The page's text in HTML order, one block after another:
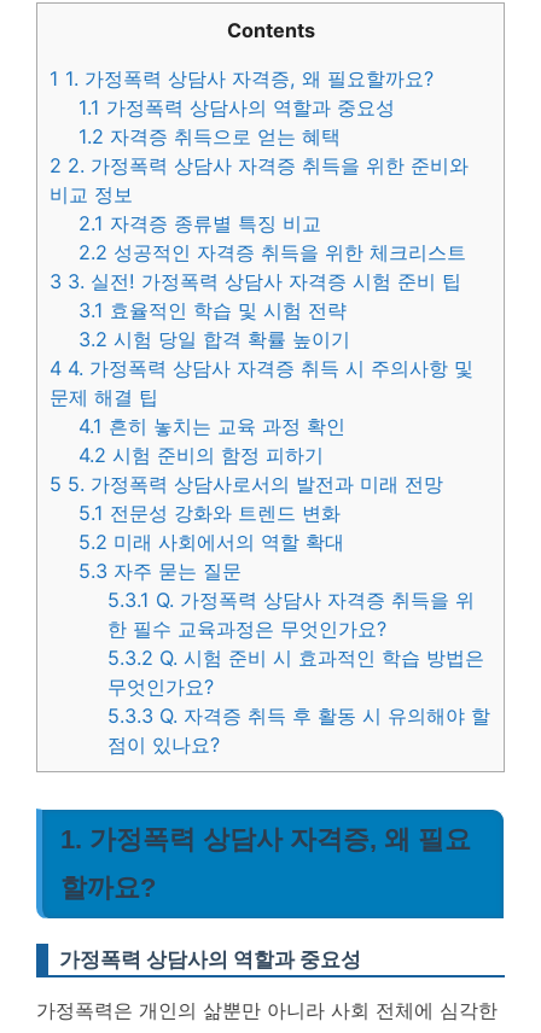
Contents
1 1. 가정폭력 상담사 자격증, 왜 필요할까요?
1.1 가정폭력 상담사의 역할과 중요성
1.2 자격증 취득으로 얻는 혜택
2 2. 가정폭력 상담사 자격증 취득을 위한 준비와
비교 정보
2.1 자격증 종류별 특징 비교
2.2 성공적인 자격증 취득을 위한 체크리스트
3 3. 실전! 가정폭력 상담사 자격증 시험 준비 팁
3.1 효율적인 학습 및 시험 전략
3.2 시험 당일 합격 확률 높이기
4 4. 가정폭력 상담사 자격증 취득 시 주의사항 및
문제 해결 팁
4.1 흔히 놓치는 교육 과정 확인
4.2 시험 준비의 함정 피하기
5 5. 가정폭력 상담사로서의 발전과 미래 전망
5.1 전문성 강화와 트렌드 변화
5.2 미래 사회에서의 역할 확대
5.3 자주 묻는 질문
5.3.1 Q. 가정폭력 상담사 자격증 취득을 위
한 필수 교육과정은 무엇인가요?
5.3.2 Q. 시험 준비 시 효과적인 학습 방법은
무엇인가요?
5.3.3 Q. 자격증 취득 후 활동 시 유의해야 할
점이 있나요?
1. 가정폭력 상담사 자격증, 왜 필요
할까요?
가정폭력 상담사의 역할과 중요성
가정폭력은 개인의 삶뿐만 아니라 사회 전체에 심각한